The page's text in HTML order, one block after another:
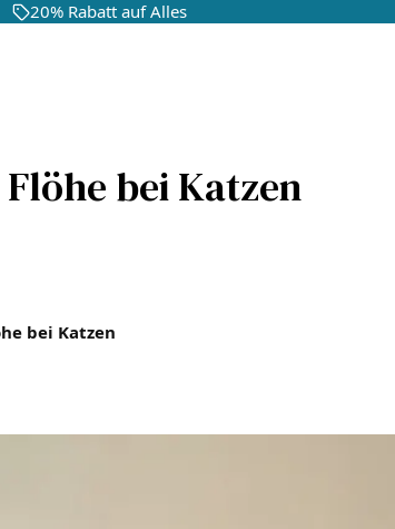
20% Rabatt auf Alles
bei Katzen
bei Katzen